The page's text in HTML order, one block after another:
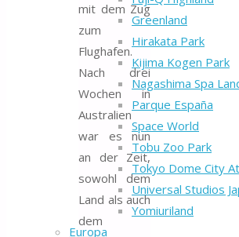
Greenland
Hirakata Park
Kijima Kogen Park
Nagashima Spa
Parque España
Space World
Tobu Zoo Park
Tokyo Dome City
Universal Studios
Yomiuriland
Europa
mit dem Zug
zum
Flughafen.
Nach drei
Wochen in
Australien
war es nun
an der Zeit,
sowohl dem
Land als auch
dem